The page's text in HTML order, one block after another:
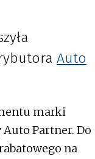
Auto
marki
Auto Partner. Do
na